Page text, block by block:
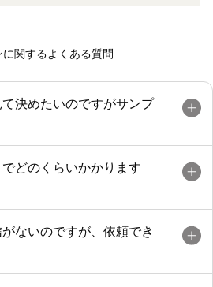
に関するよくある質問
決めたいのですがサンプ
どのくらいかかります
ないのですが、依頼でき